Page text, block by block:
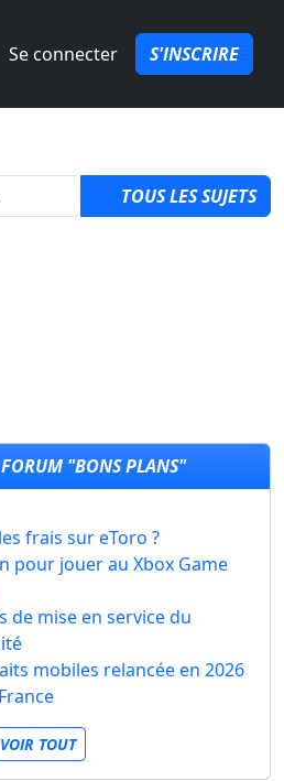
Se connecter S'INSCRIRE
TOUS LES SUJETS
"BONS PLANS"
frais sur eToro ?
pour jouer au Xbox Game
de mise en service du
mobiles relancée en 2026
VOIR TOUT